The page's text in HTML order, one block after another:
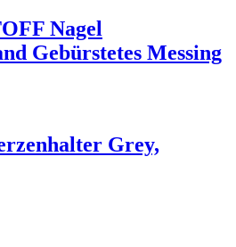
Nagel
Gebürstetes Messing
Grey,